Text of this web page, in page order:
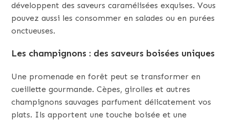
développent des saveurs caramélisées exquises. Vous
pouvez aussi les consommer en salades ou en purées
onctueuses.
Les champignons : des saveurs boisées uniques
Une promenade en forêt peut se transformer en
cueillette gourmande. Cèpes, girolles et autres
champignons sauvages parfument délicatement vos
plats. Ils apportent une touche boisée et une